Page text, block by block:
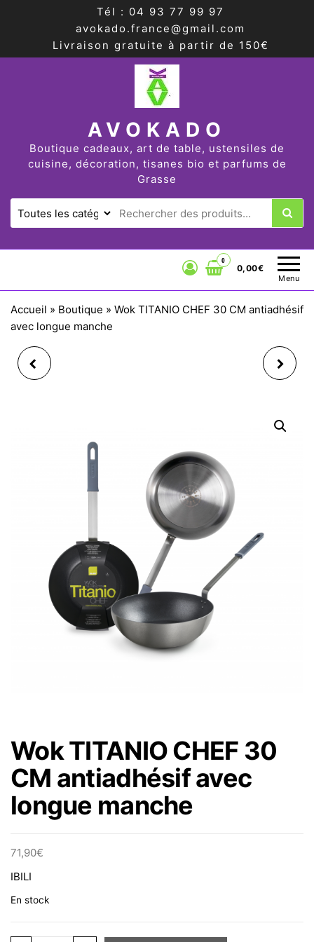
Tél : 04 93 77 99 97
avokado.france@gmail.com
Livraison gratuite à partir de 150€
AVOKADO
Boutique cadeaux, art de table, ustensiles de
cuisine, décoration, tisanes bio et parfums de
Grasse
Menu
0
0,00€
Accueil » Boutique » Wok TITANIO CHEF 30 CM antiadhésif
avec longue manche
MOTIF FEUILLES
TROPICALES, EN BOIS
Wok TITANIO CHEF 30
CM antiadhésif avec
longue manche
71,90€
IBILI
En stock